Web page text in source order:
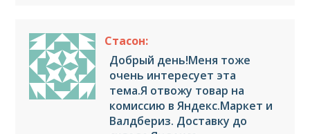
Стасон:
Добрый день!Меня тоже
очень интересует эта
тема.Я отвожу товар на
комиссию в Яндекс.Маркет и
Валдбериз. Доставку до